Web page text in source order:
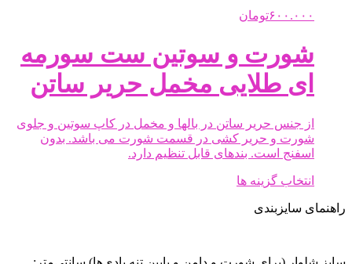
۶۰۰.۰۰۰تومان
شورت و سوتین ست سورمه
ای طلایی مخمل حریر ساتن
از جنس حریر ساتن در بالها و مخمل در کاپ سوتین و جلوی
شورت و حریر کشی در قسمت شورت می باشد. بدون
اسفنج است. بندهای قابل تنظیم دارد.
انتخاب گزینه ها
راهنمای سایزبندی